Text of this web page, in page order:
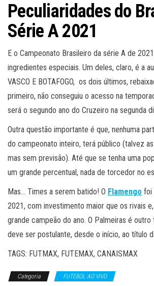
Peculiaridades do
Série A 2021
E o Campeonato Brasileiro da série A de
ingredientes especiais. Um deles, claro, é a
VASCO E BOTAFOGO, os dois últimos,
primeiro, não conseguiu o acesso na
será o segundo ano do Cruzeiro na segunda
Outra questão importante é que, nenhuma
do campeonato inteiro, terá público (talvez
mas sem previsão). Até que se tenha uma
um grande percentual, nada de torcedor no
Mas… Times a serem batido! O Flamengo foi
2021, com investimento maior que os rivais
grande campeão do ano. O Palmeiras é
deve ser postulante, desde o início, ao título
TAGS: FUTMAX, FUTEMAX, CANAISMAX
Categoria FUTEBOL AO VIVO